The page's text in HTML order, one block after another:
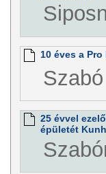
10 éves a
25 évvel
épületét